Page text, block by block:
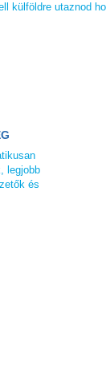
külföldre utaznod
legjobb
és